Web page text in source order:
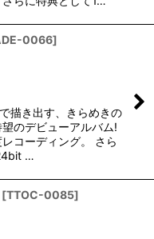
0066]
描き出す、きらめきの
のデビューアルバム!
コーディング。 さら
…
[TTOC-0085]